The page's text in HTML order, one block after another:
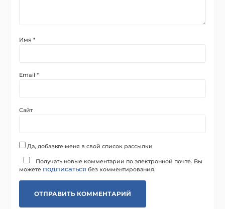
Имя*
Email*
Сайт
Да, добавьте меня в свой список рассылки
Получать новые комментарии по электронной почте. Вы
можете подписаться без комментирования.